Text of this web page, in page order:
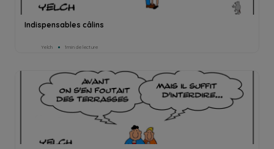
Indispensables câlins
Yelch 1min de lecture